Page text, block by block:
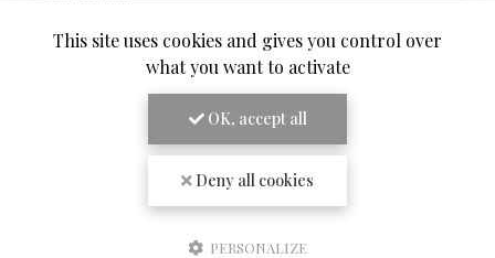
Société
This site uses cookies and gives you control over
what you want to activate
OK, accept all
Deny all cookies
PERSONALIZE